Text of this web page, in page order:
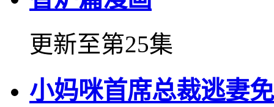
更新至第25集
小妈咪首席总裁逃妻